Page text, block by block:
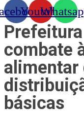
Youtube
combate
alimentar
básicas